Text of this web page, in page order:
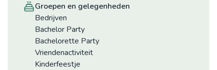
groepen en gelegenheden
Bedrijven
Bachelor Party
Bachelorette Party
Vriendenactiviteit
Kinderfeestje